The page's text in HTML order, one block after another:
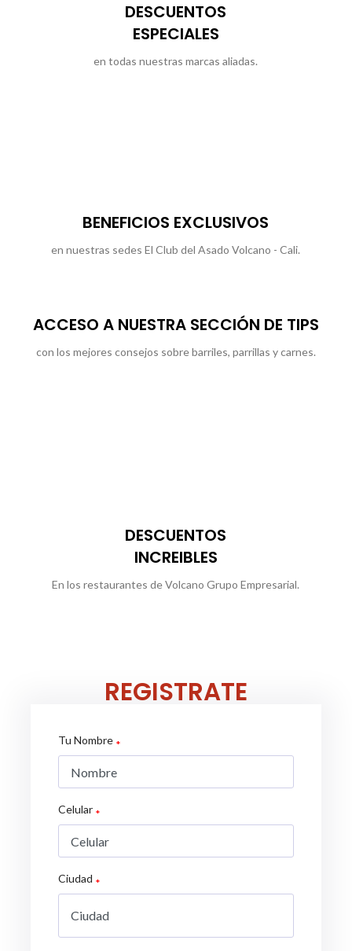
DESCUENTOS
ESPECIALES
en todas nuestras marcas aliadas.
BENEFICIOS EXCLUSIVOS
en nuestras sedes El Club del Asado Volcano - Cali.
ACCESO A NUESTRA SECCIÓN DE TIPS
con los mejores consejos sobre barriles, parrillas y carnes.
DESCUENTOS
INCREIBLES
En los restaurantes de Volcano Grupo Empresarial.
REGISTRATE
Tu Nombre
Celular
Ciudad